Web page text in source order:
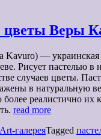
цветы Веры
Kavuro) — украинская
Рисует пастелью в
случаев цветы.
в натуральную
реалистично их
read more
Art-галереяTagged